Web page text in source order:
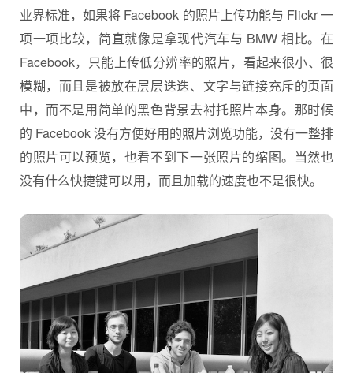
业界标准，如果将 Facebook 的照片上传功能与 Flickr 一
项一项比较，简直就像是拿现代汽车与 BMW 相比。在
Facebook，只能上传低分辨率的照片，看起来很小、很
模糊，而且是被放在层层迭迭、文字与链接充斥的页面
中，而不是用简单的黑色背景去衬托照片本身。那时候
的 Facebook 没有方便好用的照片浏览功能，没有一整排
的照片可以预览，也看不到下一张照片的缩图。当然也
没有什么快捷键可以用，而且加载的速度也不是很快。